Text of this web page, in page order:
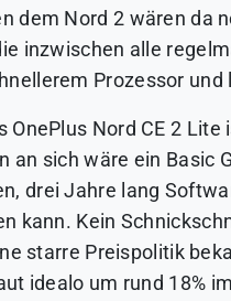
dem Nord 2 wären da
inzwischen alle
Prozessor
OnePlus Nord CE 2
an sich wäre ein Basic
drei Jahre lang
kann. Kein
starre Preispolitik
idealo um rund 18%